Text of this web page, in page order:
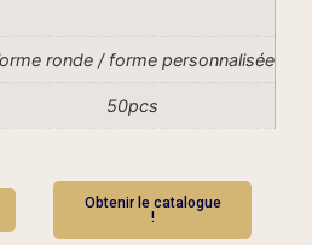
ronde / forme personnalisée
50pcs
Obtenir le catalogue
!